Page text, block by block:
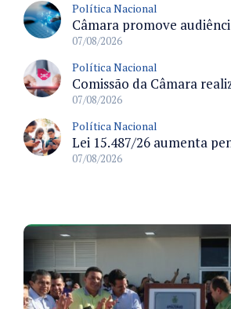
Política Nacional
07/08/2026
Política Nacional
07/08/2026
Política Nacional
07/08/2026